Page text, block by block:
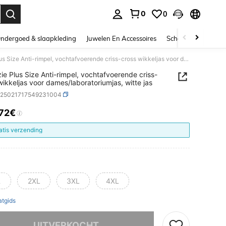
0 0
& slaapkleding Juwelen En Accessoires Schoonheid &
Scrubzie Plus Size Anti-rimpel, vochtafvoerende criss-cross wikkeljas voor dames/laboratoriumjas, witte jas
Plus Size Anti-rimpel, vochtafvoerende criss-
voor dames/laboratoriumjas, witte jas
AND AVAILABILITY
verzending
2XL 3XL 4XL